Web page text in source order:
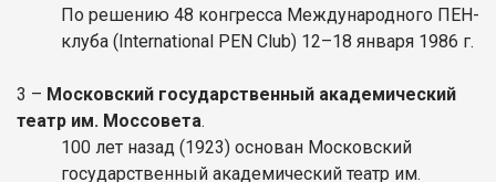
По решению 48 конгресса Международного ПЕН-
клуба (International PEN Club) 12–18 января 1986 г.
3 – Московский государственный академический
театр им. Моссовета.
100 лет назад (1923) основан Московский
государственный академический театр им.